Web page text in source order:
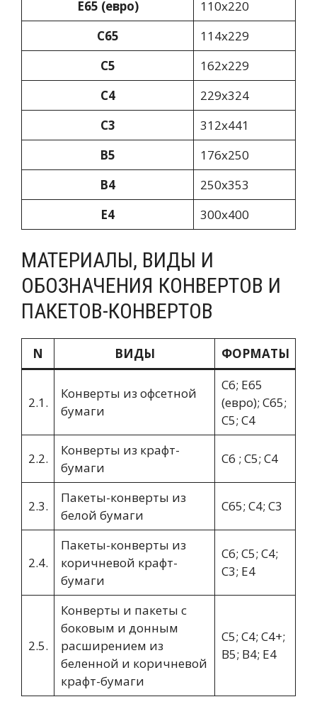
Е65 (евро)
110х220
С65
114х229
С5
162х229
С4
229х324
C3
312х441
В5
176х250
В4
250х353
E4
300х400
МАТЕРИАЛЫ, ВИДЫ И
ОБОЗНАЧЕНИЯ КОНВЕРТОВ И
ПАКЕТОВ-КОНВЕРТОВ
N ВИДЫ ФОРМАТЫ
2.1.
Конверты из офсетной
бумаги
С6; Е65
(евро); С65;
С5; С4
2.2.
Конверты из крафт-
бумаги
С6 ; С5; С4
2.3.
Пакеты-конверты из
белой бумаги
С65; С4; С3
2.4.
Пакеты-конверты из
коричневой крафт-
бумаги
C6; C5; C4;
С3; E4
2.5.
Конверты и пакеты с
боковым и донным
расширением из
беленной и коричневой
крафт-бумаги
С5; C4; C4+;
B5; В4; E4